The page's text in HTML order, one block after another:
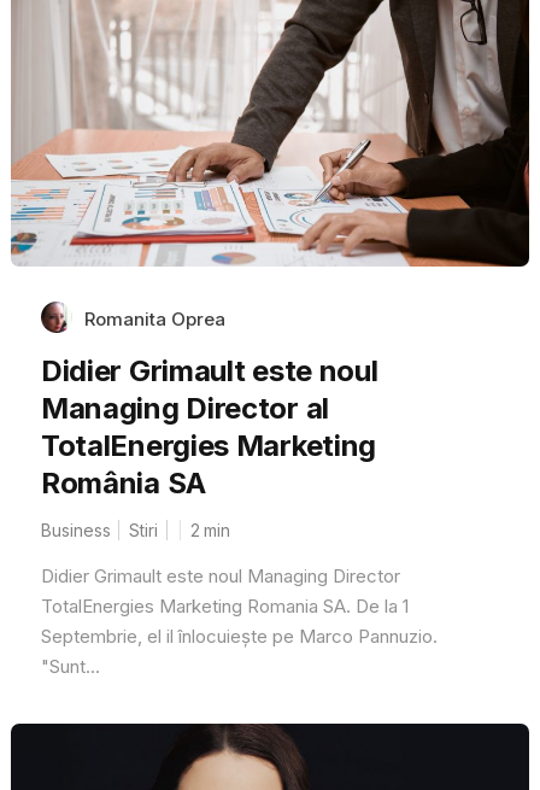
Romanita Oprea
Didier Grimault este noul
Managing Director al
TotalEnergies Marketing
România SA
Business Stiri 2 min
Didier Grimault este noul Managing Director
TotalEnergies Marketing Romania SA. De la 1
Septembrie, el il înlocuiește pe Marco Pannuzio.
"Sunt...